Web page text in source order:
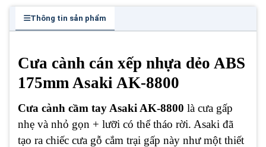
Thông tin sản phẩm
Cưa cành cán xếp nhựa dẻo ABS
175mm Asaki AK-8800
Cưa cành cầm tay Asaki AK-8800 là cưa gấp
nhẹ và nhỏ gọn + lưỡi có thể tháo rời. Asaki đã
tạo ra chiếc cưa gỗ cắm trại gấp này như một thiết